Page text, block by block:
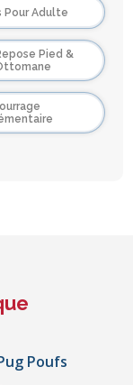
Pour Adulte
Pied &
Poufs